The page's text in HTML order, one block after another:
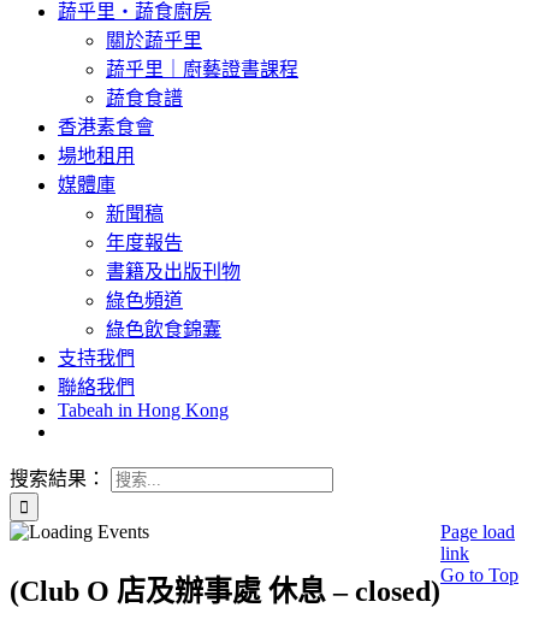
蔬乎里・蔬食廚房
關於蔬乎里
蔬乎里｜廚藝證書課程
蔬食食譜
香港素食會
場地租用
媒體庫
新聞稿
年度報告
書籍及出版刊物
綠色頻道
綠色飲食錦囊
支持我們
聯絡我們
Tabeah in Hong Kong
搜索結果：
(Club O 店及辦事處 休息 – closed)
Page load
link
Go to Top